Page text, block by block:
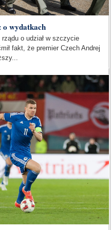
o wydatkach
o udział w szczycie
fakt, że premier Czech Andrej